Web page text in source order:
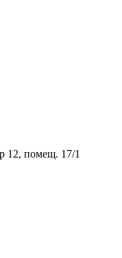
12, помещ. 17/1